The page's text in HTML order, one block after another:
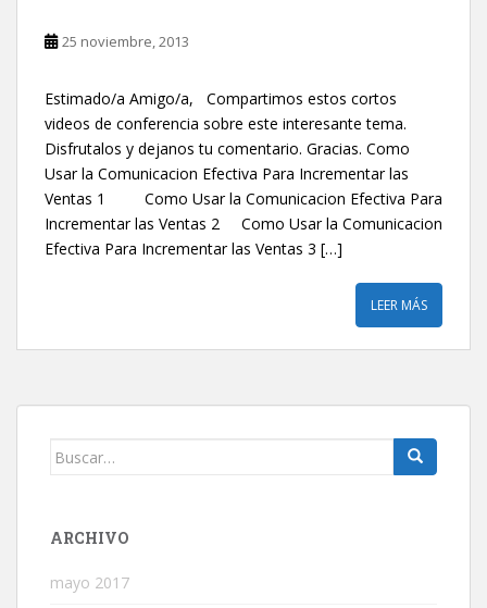
25 noviembre, 2013
Estimado/a Amigo/a, Compartimos estos cortos
videos de conferencia sobre este interesante tema.
Disfrutalos y dejanos tu comentario. Gracias. Como
Usar la Comunicacion Efectiva Para Incrementar las
Ventas 1 Como Usar la Comunicacion Efectiva Para
Incrementar las Ventas 2 Como Usar la Comunicacion
Efectiva Para Incrementar las Ventas 3 […]
LEER MÁS
Buscar:
ARCHIVO
mayo 2017